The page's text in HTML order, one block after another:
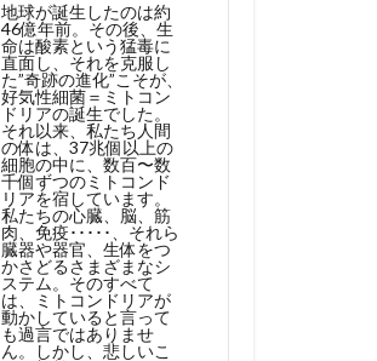
地球が誕生したのは約
46億年前。その後、生
命は酸素という猛毒に
直面し、それを克服し
た”奇跡の進化”こそが、
好気性細菌＝ミトコン
ドリアの誕生でした。
それ以来、私たち人間
の体は、37兆個以上の
細胞の中に、数百〜数
千個ずつのミトコンド
リアを宿しています。
私たちの心臓、脳、筋
肉、免疫･････、それら
臓器や器官、生体をつ
かさどるさまざまなシ
ステム。そのすべて
は、ミトコンドリアが
動かしていると言って
も過言ではありませ
ん。しかし、悲しいこ